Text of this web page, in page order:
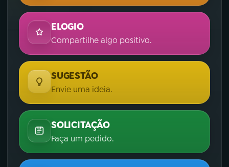
ELOGIO
Compartilhe algo positivo.
SUGESTÃO
Envie uma ideia.
SOLICITAÇÃO
Faça um pedido.